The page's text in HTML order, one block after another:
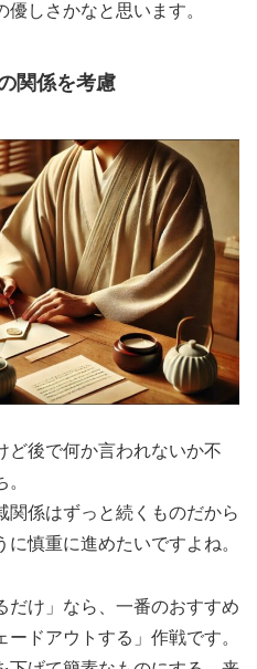
しさかなと思います。
関係を考慮
ど後で何か言われないか不
関係はずっと続くものだから
慎重に進めたいですよね。
だけ」なら、一番のおすすめ
ドアウトする」作戦です。